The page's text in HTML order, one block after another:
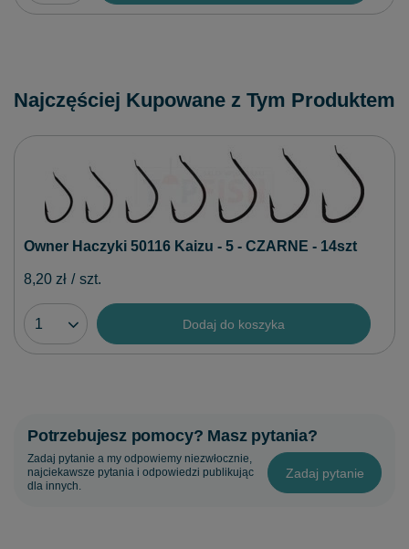
Najczęściej Kupowane z Tym Produktem
Owner Haczyki 50116 Kaizu - 5 - CZARNE - 14szt
8,20 zł / szt.
Dodaj do koszyka
Potrzebujesz pomocy? Masz pytania?
Zadaj pytanie a my odpowiemy niezwłocznie,
najciekawsze pytania i odpowiedzi publikując
dla innych.
Zadaj pytanie